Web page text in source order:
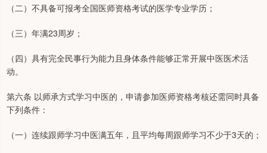
（二）不具备可报考全国医师资格考试的医学专业学历；
（三）年满23周岁；
（四）具有完全民事行为能力且身体条件能够正常开展中医医术活
动。
第六条 以师承方式学习中医的，申请参加医师资格考核还需同时具备
下列条件：
（一）连续跟师学习中医满五年，且平均每周跟师学习不少于3天的；